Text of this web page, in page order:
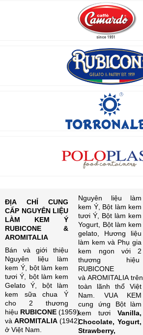
ĐỊA CHỈ CUNG
CẤP NGUYÊN LIỆU
LÀM KEM Ý
RUBICONE &
AROMITALIA
Bán và giới thiệu
Nguyên liệu làm
kem Ý, bột làm kem
tươi Ý, bột làm kem
Gelato Ý, bột làm
kem sữa chua Ý
cho 2 thương
hiệu RUBICONE (1959)
và AROMITALIA (1942)
ở Việt Nam.
Nguyên liệu làm
kem Ý, Bột làm kem
tươi Ý, Bột làm kem
Yogurt, Bột làm kem
gelato, Hương liệu
làm kem và Phụ gia
kem ngon với 2
thương hiệu
RUBICONE
và AROMITALIA trên
toàn lãnh thổ Việt
Nam. VUA KEM
cung ứng Bột làm
kem tươiVanilla,
Chocolate, Yogurt,
Strawberry,